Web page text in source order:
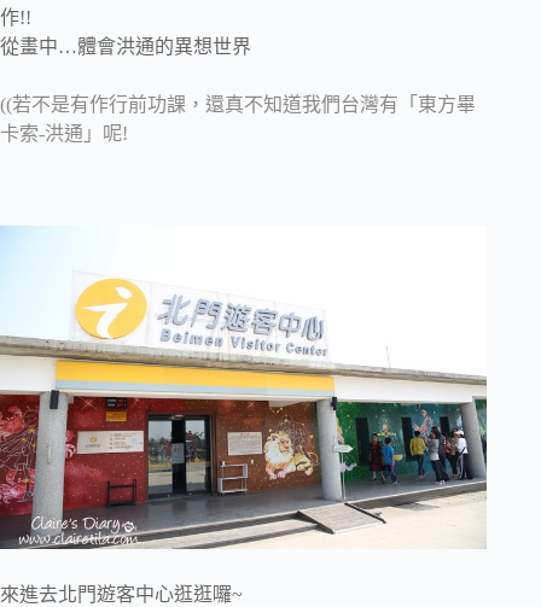
作!!
從畫中…體會洪通的異想世界
((若不是有作行前功課，還真不知道我們台灣有「東方畢
卡索-洪通」呢!
來進去北門遊客中心逛逛囉~